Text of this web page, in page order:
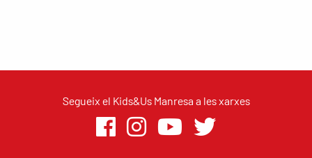
Segueix el Kids&Us Manresa a les xarxes